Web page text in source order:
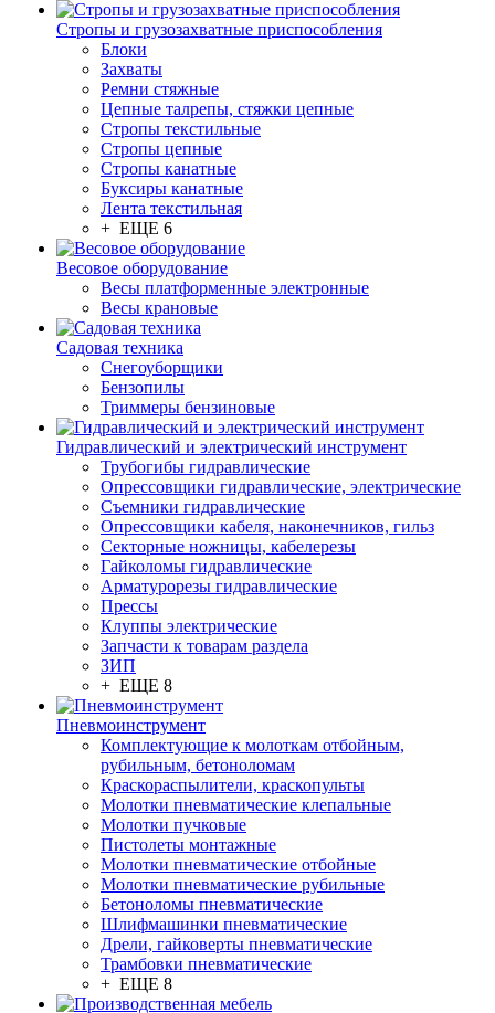
Стропы и грузозахватные приспособления
Блоки
Захваты
Ремни стяжные
Цепные талрепы, стяжки цепные
Стропы текстильные
Стропы цепные
Стропы канатные
Буксиры канатные
Лента текстильная
+ ЕЩЕ 6
Весовое оборудование
Весы платформенные электронные
Весы крановые
Садовая техника
Снегоуборщики
Бензопилы
Триммеры бензиновые
Гидравлический и электрический инструмент
Трубогибы гидравлические
Опрессовщики гидравлические, электрические
Съемники гидравлические
Опрессовщики кабеля, наконечников, гильз
Секторные ножницы, кабелерезы
Гайколомы гидравлические
Арматурорезы гидравлические
Прессы
Клуппы электрические
Запчасти к товарам раздела
ЗИП
+ ЕЩЕ 8
Пневмоинструмент
Комплектующие к молоткам отбойным,
рубильным, бетоноломам
Краскораспылители, краскопульты
Молотки пневматические клепальные
Молотки пучковые
Пистолеты монтажные
Молотки пневматические отбойные
Молотки пневматические рубильные
Бетоноломы пневматические
Шлифмашинки пневматические
Дрели, гайковерты пневматические
Трамбовки пневматические
+ ЕЩЕ 8